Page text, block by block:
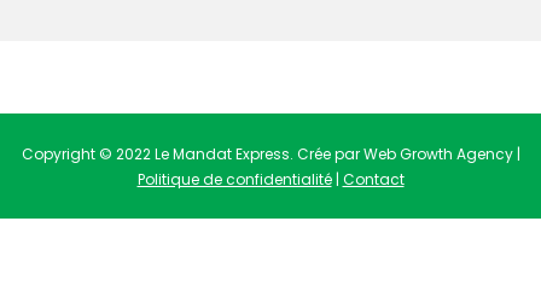
Copyright © 2022 Le Mandat Express. Crée par Web Growth Agency |
Politique de confidentialité| Contact